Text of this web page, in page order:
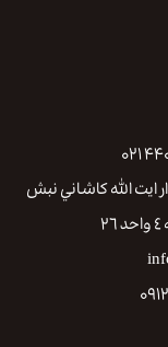
ايت الله كاشاني نبش